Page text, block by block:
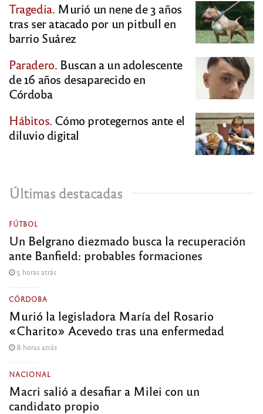
Tragedia. Murió un nene de 3 años
tras ser atacado por un pitbull en
barrio Suárez
Paradero. Buscan a un adolescente
de 16 años desaparecido en
Córdoba
Hábitos. Cómo protegernos ante el
diluvio digital
Últimas destacadas
FÚTBOL
Un Belgrano diezmado busca la recuperación
ante Banfield: probables formaciones
5 horas atrás
CÓRDOBA
Murió la legisladora María del Rosario
«Charito» Acevedo tras una enfermedad
8 horas atrás
NACIONAL
Macri salió a desafiar a Milei con un
candidato propio